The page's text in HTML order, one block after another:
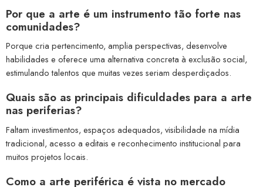
Por que a arte é um instrumento tão forte nas
comunidades?
Porque cria pertencimento, amplia perspectivas, desenvolve
habilidades e oferece uma alternativa concreta à exclusão social,
estimulando talentos que muitas vezes seriam desperdiçados.
Quais são as principais dificuldades para a arte
nas periferias?
Faltam investimentos, espaços adequados, visibilidade na mídia
tradicional, acesso a editais e reconhecimento institucional para
muitos projetos locais.
Como a arte periférica é vista no mercado